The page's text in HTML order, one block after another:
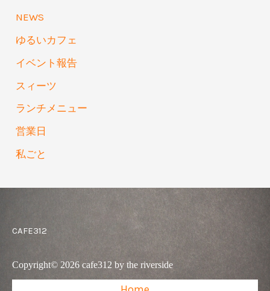
NEWS
ゆるいカフェ
イベント報告
スィーツ
ランチメニュー
営業日
私ごと
CAFE312
Copyright© 2026 cafe312 by the riverside